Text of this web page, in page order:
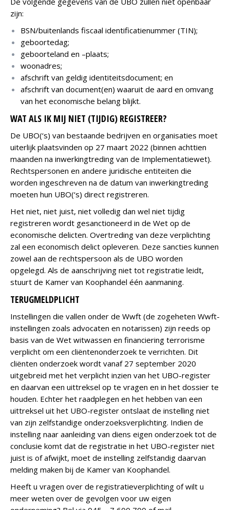
zijn:
BSN/buitenlands fiscaal identificatienummer (TIN);
geboortedag;
geboorteland en –plaats;
woonadres;
afschrift van geldig identiteitsdocument; en
afschrift van document(en) waaruit de aard en omvang
van het economische belang blijkt.
WAT ALS IK MIJ NIET (TIJDIG) REGISTREER?
De UBO(‘s) van bestaande bedrijven en organisaties moet
uiterlijk plaatsvinden op 27 maart 2022 (binnen achttien
maanden na inwerkingtreding van de Implementatiewet).
Rechtspersonen en andere juridische entiteiten die
worden ingeschreven na de datum van inwerkingtreding
moeten hun UBO(‘s) direct registreren.
Het niet, niet juist, niet volledig dan wel niet tijdig
registreren wordt gesanctioneerd in de Wet op de
economische delicten. Overtreding van deze verplichting
zal een economisch delict opleveren. Deze sancties kunnen
zowel aan de rechtspersoon als de UBO worden
opgelegd. Als de aanschrijving niet tot registratie leidt,
stuurt de Kamer van Koophandel één aanmaning.
TERUGMELDPLICHT
Instellingen die vallen onder de Wwft (de zogeheten Wwft-
instellingen zoals advocaten en notarissen) zijn reeds op
basis van de Wet witwassen en financiering terrorisme
verplicht om een cliëntenonderzoek te verrichten. Dit
cliënten onderzoek wordt vanaf 27 september 2020
uitgebreid met het verplicht inzien van het UBO-register
en daarvan een uittreksel op te vragen en in het dossier te
houden. Echter het raadplegen en het hebben van een
uittreksel uit het UBO-register ontslaat de instelling niet
van zijn zelfstandige onderzoeksverplichting. Indien de
instelling naar aanleiding van diens eigen onderzoek tot de
conclusie komt dat de registratie in het UBO-register niet
juist is of afwijkt, moet de instelling zelfstandig daarvan
melding maken bij de Kamer van Koophandel.
Heeft u vragen over de registratieverplichting of wilt u
meer weten over de gevolgen voor uw eigen